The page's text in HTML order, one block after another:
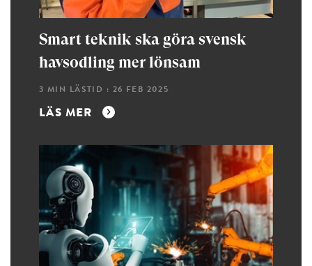
Smart teknik ska göra svensk
havsodling mer lönsam
3 MIN LÄSTID : 26 FEB 2025
LÄS MER